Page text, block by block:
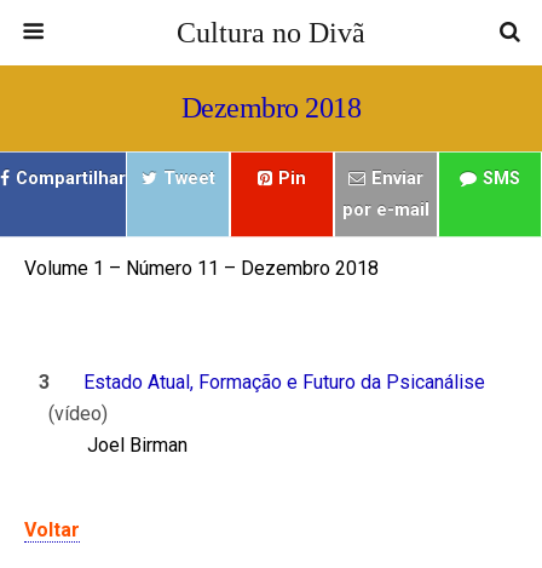
Cultura no Divã
Dezembro 2018
Compartilhar Tweet Pin
Enviar
por e-mail
SMS
Volume 1 – Número 11 – Dezembro 2018
3
Estado Atual, Formação e Futuro da Psicanálise
(vídeo)
Joel Birman
Voltar